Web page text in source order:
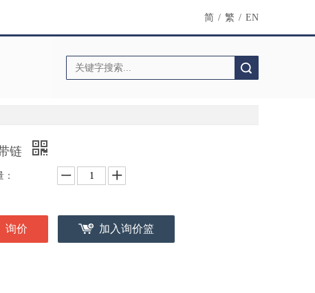
简 / 繁 / EN
链
询价 加入询价篮